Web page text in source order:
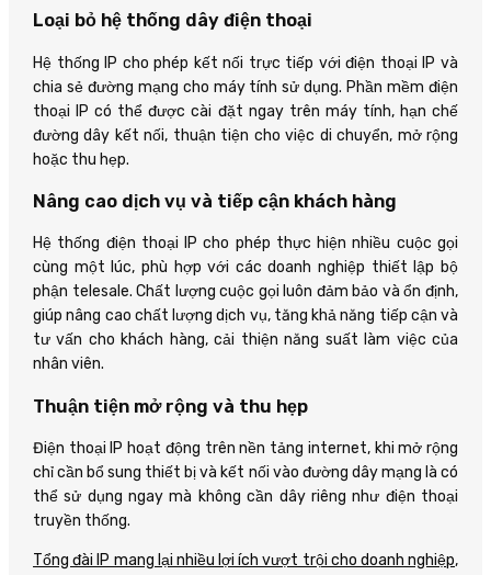
Loại bỏ hệ thống dây điện thoại
Hệ thống IP cho phép kết nối trực tiếp với điện thoại IP và
chia sẻ đường mạng cho máy tính sử dụng. Phần mềm điện
thoại IP có thể được cài đặt ngay trên máy tính, hạn chế
đường dây kết nối, thuận tiện cho việc di chuyển, mở rộng
hoặc thu hẹp.
Nâng cao dịch vụ và tiếp cận khách hàng
Hệ thống điện thoại IP cho phép thực hiện nhiều cuộc gọi
cùng một lúc, phù hợp với các doanh nghiệp thiết lập bộ
phận telesale. Chất lượng cuộc gọi luôn đảm bảo và ổn định,
giúp nâng cao chất lượng dịch vụ, tăng khả năng tiếp cận và
tư vấn cho khách hàng, cải thiện năng suất làm việc của
nhân viên.
Thuận tiện mở rộng và thu hẹp
Điện thoại IP hoạt động trên nền tảng internet, khi mở rộng
chỉ cần bổ sung thiết bị và kết nối vào đường dây mạng là có
thể sử dụng ngay mà không cần dây riêng như điện thoại
truyền thống.
Tổng đài IP mang lại nhiều lợi ích vượt trội cho doanh nghiệp,